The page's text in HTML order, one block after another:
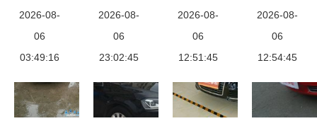
品质之选，
诚邀您共赴
新程
2026-08-
06
03:49:16
场日渐繁荣
——王先生
见证二手汽
2026-08-
06
23:02:45
积成山，宝
马10万一辆
没人要，网
2026-08-
06
12:51:45
炮打响新篇
章，二手汽
车销售迎来
2026-08-
06
12:54:45